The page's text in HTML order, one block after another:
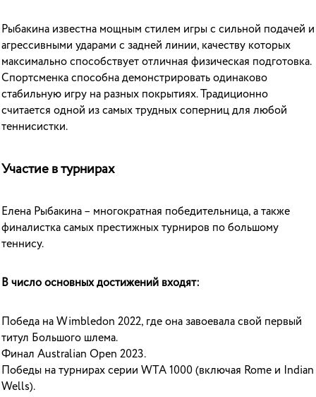
Рыбакина известна мощным стилем игры с сильной подачей и
агрессивными ударами с задней линии, качеству которых
максимально способствует отличная физическая подготовка.
Спортсменка способна демонстрировать одинаково
стабильную игру на разных покрытиях. Традиционно
считается одной из самых трудных соперниц для любой
теннисистки.
Участие в турнирах
Елена Рыбакина – многократная победительница, а также
финалистка самых престижных турниров по большому
теннису.
В число основных достижений входят:
Победа на Wimbledon 2022, где она завоевала свой первый
титул Большого шлема.
Финал Australian Open 2023.
Победы на турнирах серии WTA 1000 (включая Rome и Indian
Wells).